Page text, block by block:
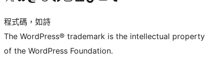
程式碼，如詩
The WordPress® trademark is the intellectual property
of the WordPress Foundation.